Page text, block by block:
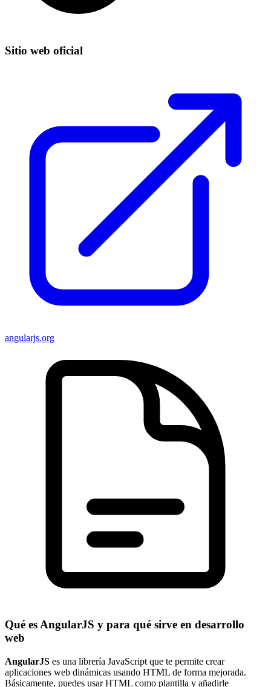
Sitio web oficial
angularjs.org
Qué es AngularJS y para qué sirve en desarrollo
web
AngularJS es una librería JavaScript que te permite crear
aplicaciones web dinámicas usando HTML de forma mejorada.
Básicamente, puedes usar HTML como plantilla y añadirle